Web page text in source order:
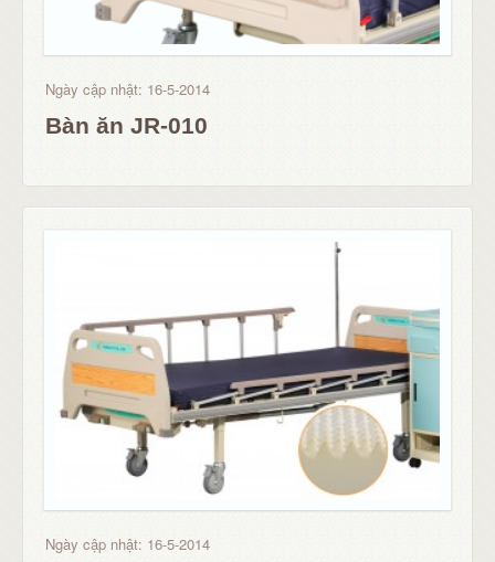
Ngày cập nhật: 16-5-2014
Bàn ăn JR-010
Ngày cập nhật: 16-5-2014